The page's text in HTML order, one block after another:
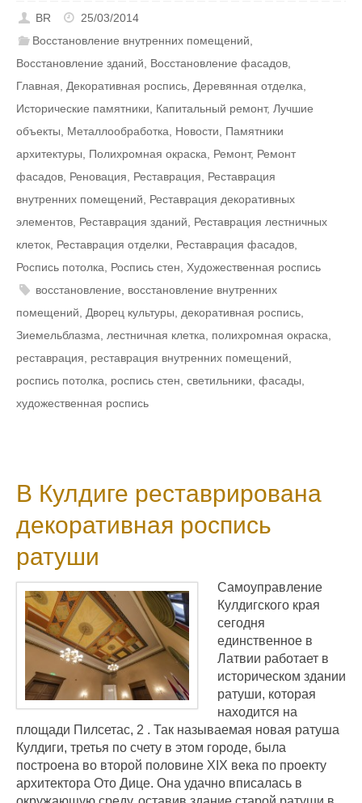
BR
25/03/2014
Восстановление внутренних помещений
Восстановление зданий
Восстановление фасадов
Главная
Декоративная роспись Деревянная отделка
Исторические памятники
Капитальный ремонт, Лучшие
объекты
Металлообработка Новости
Памятники
архитектуры
Полихромная окраска Ремонт, Ремонт
фасадов Реновация Реставрация
Реставрация
внутренних помещений
Реставрация декоративных
элементов Реставрация зданий
Реставрация лестничных
клеток Реставрация отделки Реставрация фасадов
Роспись потолка
Роспись стен
Художественная роспись
восстановление
восстановление внутренних
помещений
Дворец культуры декоративная роспись
Зиемельблазма
лестничная клетка полихромная окраска
реставрация
реставрация внутренних помещений
роспись потолка
роспись стен светильники фасады
художественная роспись
В Кулдиге реставрирована
декоративная роспись
ратуши
Самоуправление
Кулдигского края
сегодня
единственное в
Латвии работает в
историческом здании
ратуши, которая
находится на
площади Пилсетас, 2 . Так называемая новая ратуша
Кулдиги, третья по счету в этом городе, была
построена во второй половине XIX века по проекту
архитектора Ото Дице. Она удачно вписалась в